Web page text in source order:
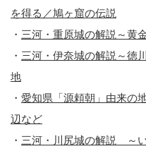
を得る／鳩ヶ窟の伝説
・ 三河・重原城の解説～黄
・ 三河・伊奈城の解説～徳
地
・ 愛知県「源頼朝」由来の
辺など
・ 三河・川尻城の解説 ～